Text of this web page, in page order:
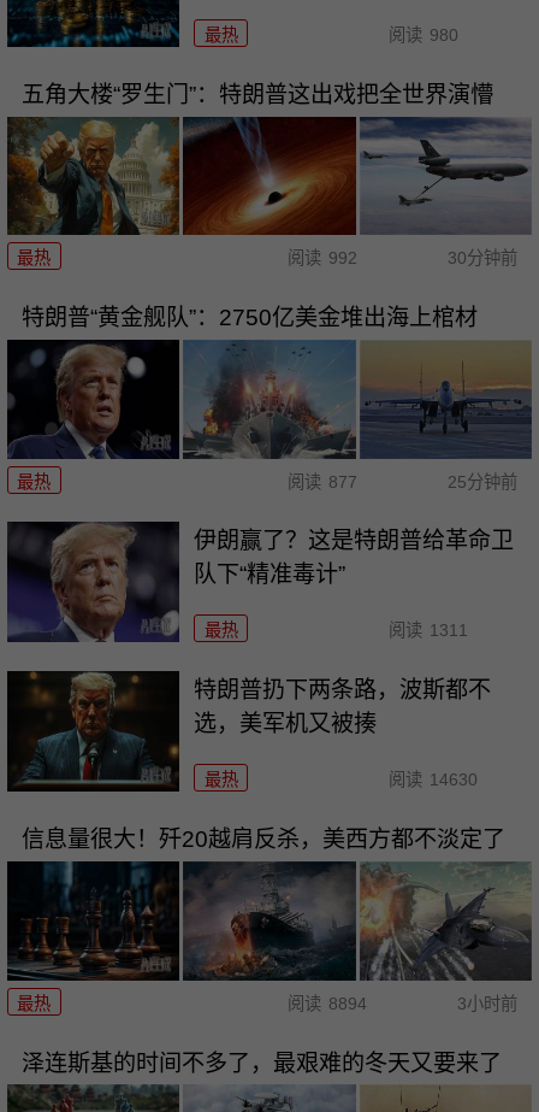
最热 阅读 980
五角大楼“罗生门”：特朗普这出戏把全世界演懵
最热 阅读 992 30分钟前
特朗普“黄金舰队”：2750亿美金堆出海上棺材
最热 阅读 877 25分钟前
伊朗赢了？这是特朗普给革命卫
队下“精准毒计”
最热 阅读 1311
特朗普扔下两条路，波斯都不
选，美军机又被揍
最热 阅读 14630
信息量很大！歼20越肩反杀，美西方都不淡定了
最热 阅读 8894 3小时前
泽连斯基的时间不多了，最艰难的冬天又要来了